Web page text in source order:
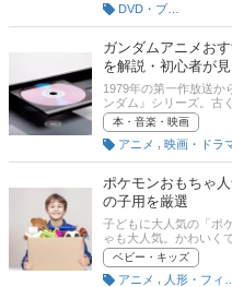
シリーズとなっていま
ビシリーズだけでも20
見ればいいかわからな
では、特撮ヒーロー「
品を昭和ライダー、平
面ライダーを見る初心
ます。記事後半には、
グもあるので、口コミ
ガンダムアニメお
を解説・初心者が
1979年の第一作放送か
ンダム』シリーズ。古
「ガンプラ」ブームや
ンも増加中。人気は今
は歴史の長い人気シリ
ら観ればいいのか分か
ではないでしょうか。
しておすすめしたい「
介していきます。ぜひ
い。記事後半には、「
気ランキングもあるの
本・音楽・映画
アニメ
映画・ドラ
ポケモンおもちゃ
の子用を厳選
子どもに大人気の「ポ
ゃも大人気。かわいく
ゃや、ポケモントレー
ップは実にバラエティ
は、それだけ選ぶのが
ベビー・キッズ
アニメ